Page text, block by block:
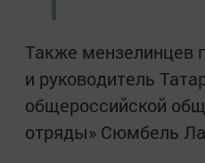
Также мензелинцев
и руководитель
общероссийской
отряды» Сюмбель